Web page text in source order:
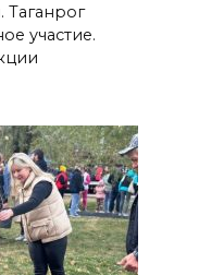
Таганрог
участие.